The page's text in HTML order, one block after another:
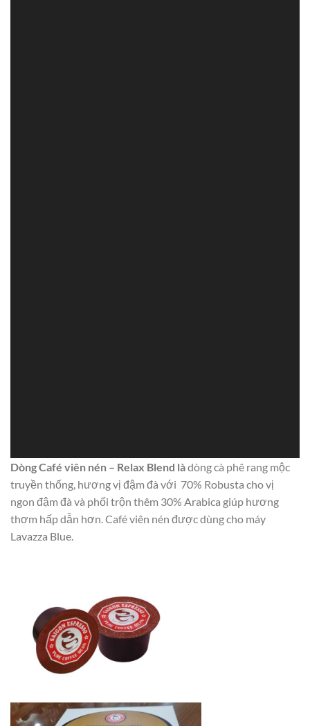
Dòng Café viên nén – Relax Blend làdòng cà phê rang mộc
truyền thống, hương vị đậm đà với 70% Robusta cho vị
ngon đậm đà và phối trộn thêm 30% Arabica giúp hương
thơm hấp dẫn hơn. Café viên nén được dùng cho máy
Lavazza Blue.